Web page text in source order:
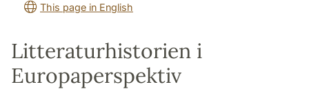
This page in English
Litteraturhistorien i
Europaperspektiv